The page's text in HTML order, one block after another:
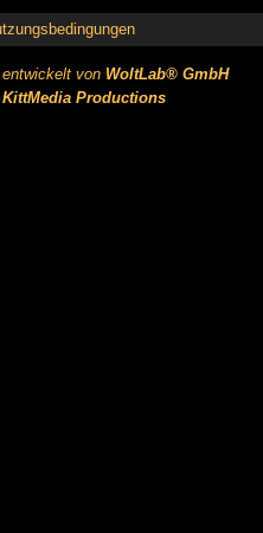
von WoltLab® GmbH
KittMedia Productions